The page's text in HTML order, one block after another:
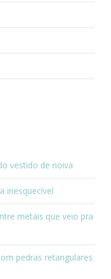
vestido de noiva
inesquecível
metais que veio pra
pedras retangulares